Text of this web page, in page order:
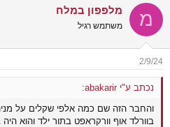
c
i
s
:
מ מלפפון במלח
משתמש רגיל
2/9/24
נכתב ע"י abakarir:
והחבר הזה שם כמה אלפי שקלים על
בוורלד אוף וורקראפט בתור ילד והוא